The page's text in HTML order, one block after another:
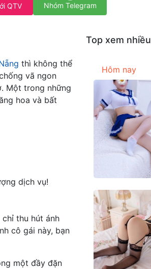
QTV Nhóm Telegram
thì không thể
vã ngon
Một trong những
hoa và bất
dịch vụ!
thu hút ánh
cô gái này, bạn
một đầy đặn
Top xem nhiều
Hôm nay